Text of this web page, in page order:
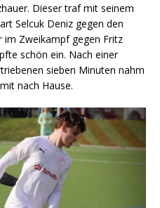
Dieser traf mit seinem
Selcuk Deniz gegen den
im Zweikampf gegen Fritz
schön ein. Nach einer
sieben Minuten nahm
nach Hause.